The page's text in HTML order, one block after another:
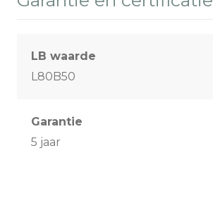
LB waarde
L80B50
Garantie
5 jaar